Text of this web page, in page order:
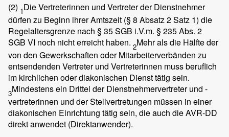
(2) 1Die Vertreterinnen und Vertreter der Dienstnehmer
dürfen zu Beginn ihrer Amtszeit (§ 8 Absatz 2 Satz 1) die
Regelaltersgrenze nach § 35 SGB i.V.m. § 235 Abs. 2
SGB VI noch nicht erreicht haben. 2Mehr als die Hälfte der
von den Gewerkschaften oder Mitarbeiterverbänden zu
entsendenden Vertreter und Vertreterinnen muss beruflich
im kirchlichen oder diakonischen Dienst tätig sein.
3Mindestens ein Drittel der Dienstnehmervertreter und -
vertreterinnen und der Stellvertretungen müssen in einer
diakonischen Einrichtung tätig sein, die auch die AVR-DD
direkt anwendet (Direktanwender).